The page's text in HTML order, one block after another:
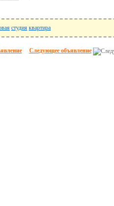
студия квартира
Следующее объявление